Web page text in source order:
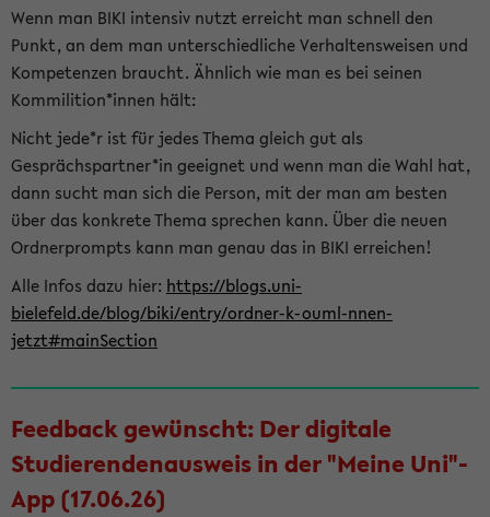
Wenn man BIKI intensiv nutzt erreicht man schnell den
Punkt, an dem man unterschiedliche Verhaltensweisen und
Kompetenzen braucht. Ähnlich wie man es bei seinen
Kommilition*innen hält:
Nicht jede*r ist für jedes Thema gleich gut als
Gesprächspartner*in geeignet und wenn man die Wahl hat,
dann sucht man sich die Person, mit der man am besten
über das konkrete Thema sprechen kann. Über die neuen
Ordnerprompts kann man genau das in BIKI erreichen!
Alle Infos dazu hier: https://blogs.uni-
bielefeld.de/blog/biki/entry/ordner-k-ouml-nnen-
jetzt#mainSection
Feedback gewünscht: Der digitale
Studierendenausweis in der "Meine Uni"-
App (17.06.26)